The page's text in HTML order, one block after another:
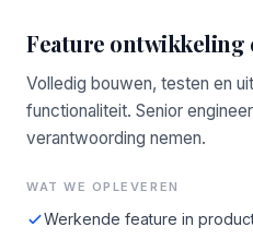
Feature ontwikkeling
Volledig bouwen, testen en
functionaliteit. Senior
verantwoording nemen.
WAT WE OPLEVEREN
Werkende feature in